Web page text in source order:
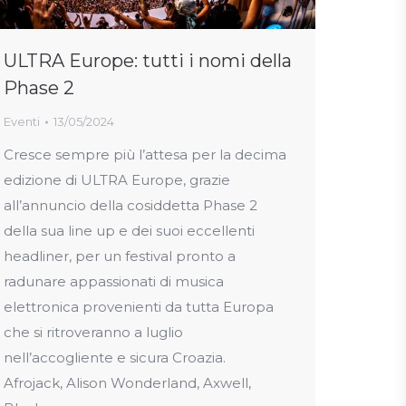
ULTRA Europe: tutti i nomi della
Phase 2
Eventi 13/05/2024
Cresce sempre più l’attesa per la decima
edizione di ULTRA Europe, grazie
all’annuncio della cosiddetta Phase 2
della sua line up e dei suoi eccellenti
headliner, per un festival pronto a
radunare appassionati di musica
elettronica provenienti da tutta Europa
che si ritroveranno a luglio
nell’accogliente e sicura Croazia.
Afrojack, Alison Wonderland, Axwell,